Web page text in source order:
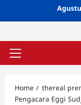
Primary
Home
thereal
Pengacara Eggi